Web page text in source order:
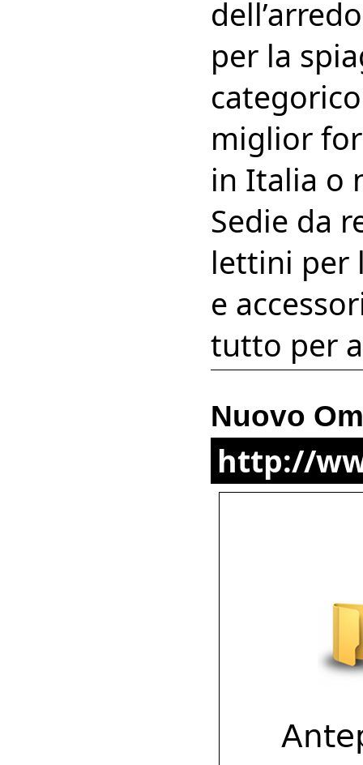
per la
miglior
in Italia o
Sedie da
lettini per
e
tutto per
Nuovo
http://